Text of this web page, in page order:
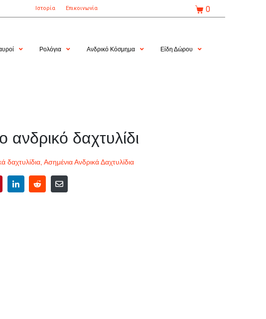
Ιστορία Επικοινωνία 0
Ρολόγια Ανδρικό Κόσμημα Είδη Δώρου
ανδρικό δαχτυλίδι
δαχτυλίδια Ασημένια Ανδρικά Δαχτυλίδια